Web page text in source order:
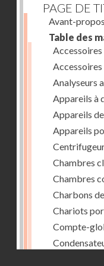
PAGE DE
Avant-
Table des
Analyseurs
Appareils à
Appareils
Appareils
Chambres
Chambres
Charbons
Chariots
Compte-